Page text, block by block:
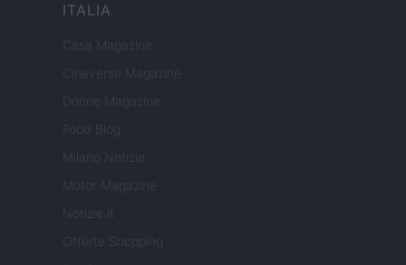
ITALIA
Casa Magazine
Cineverse Magazine
Donne Magazine
Food Blog
Milano Notizie
Motor Magazine
Notizie.it
Offerte Shopping